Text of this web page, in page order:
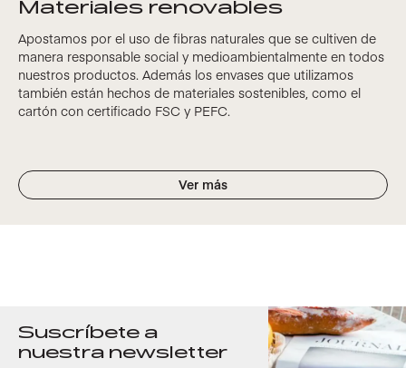
Materiales renovables
Apostamos por el uso de fibras naturales que se cultiven de
manera responsable social y medioambientalmente en todos
nuestros productos. Además los envases que utilizamos
también están hechos de materiales sostenibles, como el
cartón con certificado FSC y PEFC.
Ver más
Suscríbete a
nuestra newsletter